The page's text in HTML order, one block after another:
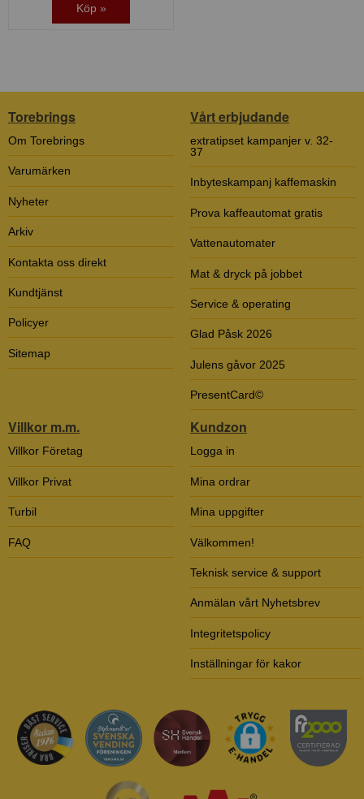
Köp »
Torebrings
Om Torebrings
Varumärken
Nyheter
Arkiv
Kontakta oss direkt
Kundtjänst
Policyer
Sitemap
Vårt erbjudande
extratipset kampanjer v. 32-
37
Inbyteskampanj kaffemaskin
Prova kaffeautomat gratis
Vattenautomater
Mat & dryck på jobbet
Service & operating
Glad Påsk 2026
Julens gåvor 2025
PresentCard©
Villkor m.m.
Villkor Företag
Villkor Privat
Turbil
FAQ
Kundzon
Logga in
Mina ordrar
Mina uppgifter
Välkommen!
Teknisk service & support
Anmälan vårt Nyhetsbrev
Integritetspolicy
Inställningar för kakor